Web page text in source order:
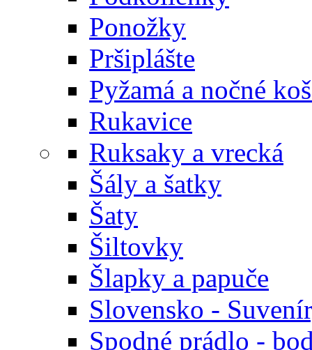
Ponožky
Pršiplášte
Pyžamá a nočné
Rukavice
Ruksaky a vrecká
Šály a šatky
Šaty
Šiltovky
Šlapky a papuče
Slovensko -
Spodné prádlo -